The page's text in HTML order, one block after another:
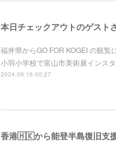
本日チェックアウトのゲスト
福井県からGO FOR KOGEI の観覧
小羽小学校で富山市美術展インス
2024.09.16 00:27
香港🇭🇰から能登半島復旧支